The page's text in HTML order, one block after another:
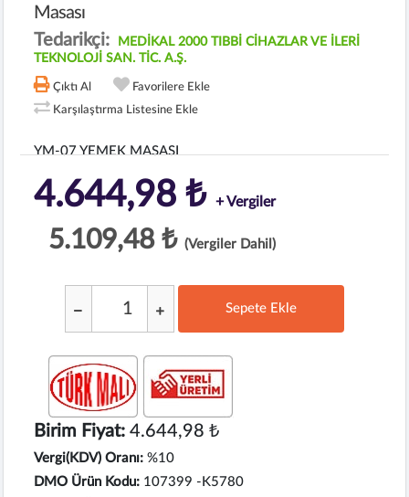
Masası
Tedarikçi:
MEDİKAL 2000 TIBBİ CİHAZLAR VE İLERİ
TEKNOLOJİ SAN. TİC. A.Ş.
Çıktı Al
Favorilere Ekle
Karşılaştırma Listesine Ekle
YM-07 YEMEK MASASI
4.644,98 ₺ + Vergiler
5.109,48 ₺ (Vergiler Dahil)
Sepete Ekle
Birim Fiyat:4.644,98 ₺
Vergi(KDV) Oranı: %10
DMO Ürün Kodu: 107399 -K5780